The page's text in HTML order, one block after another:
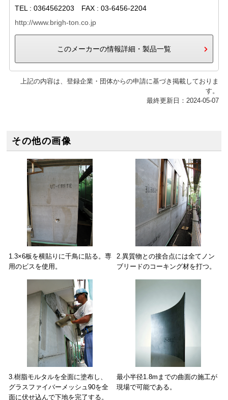
TEL : 0364562203 FAX : 03-6456-2204
http://www.brigh-ton.co.jp
このメーカーの情報詳細・製品一覧
上記の内容は、登録企業・団体からの申請に基づき掲載しておりま
す。
最終更新日：2024-05-07
その他の画像
1.3×6板を横貼りに千鳥に貼る。専
用のビスを使用。
2.異質物との接合点には全てノン
ブリードのコーキング材を打つ。
3.樹脂モルタルを全面に塗布し、
グラスファイバーメッシュ90を全
面に伏せ込んで下地を完了する。
最小半径1.8mまでの曲面の施工が
現場で可能である。